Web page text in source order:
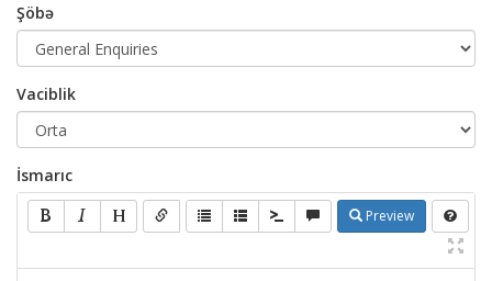
Şöbə
Vaciblik
İsmarıc
Preview